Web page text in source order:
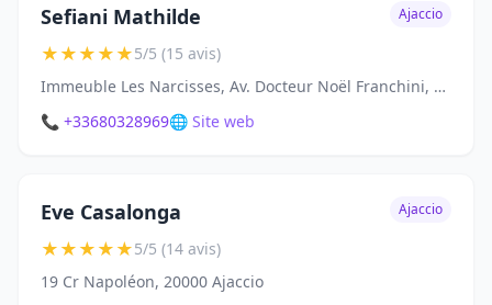
Sefiani Mathilde Ajaccio
★★★★★5/5 (15 avis)
Immeuble Les Narcisses, Av. Docteur Noël Franchini, 20090 Ajaccio
📞 +33680328969🌐 Site web
Eve Casalonga Ajaccio
★★★★★5/5 (14 avis)
19 Cr Napoléon, 20000 Ajaccio